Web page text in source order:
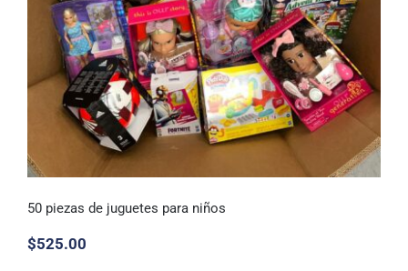
50 piezas de juguetes para niños
$525.00